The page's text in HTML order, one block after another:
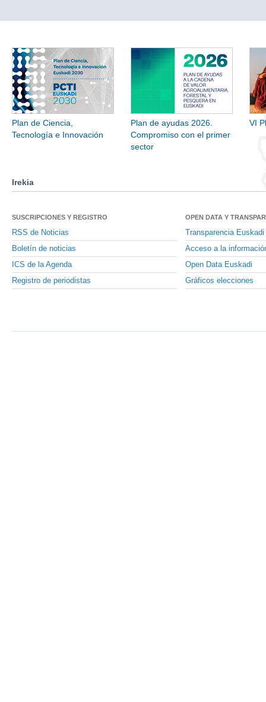
Plan de Ciencia,
Tecnología e Innovación
Plan de ayudas 2026.
Compromiso con el primer
sector
VI
Irekia
SUSCRIPCIONES Y REGISTRO
RSS de Noticias
Boletín de noticias
ICS de la Agenda
Registro de periodistas
OPEN DATA Y
Transparencia Euskadi
Acceso a la
Open Data Euskadi
Gráficos elecciones